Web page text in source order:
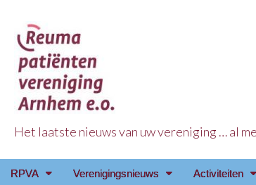
Reuma
Het laatste nieuws van uw vereniging … al
Main
Skip
RPVA Verenigingsnieuws Activiteiten